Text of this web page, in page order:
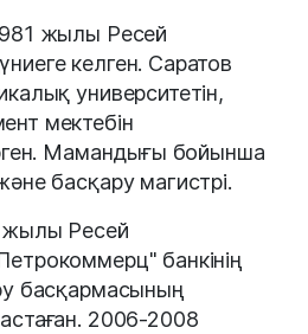
жылы Ресей
келген. Саратов
университетін,
мектебін
Мамандығы бойынша
басқару магистрі.
Ресей
банкінің
басқармасының
2006-2008